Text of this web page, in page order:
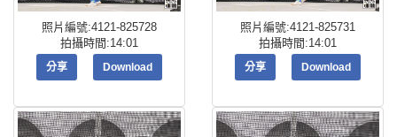
照片編號:4121-825728
拍攝時間:14:01
分享 Download
照片編號:4121-825731
拍攝時間:14:01
分享 Download